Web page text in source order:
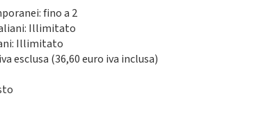
fino a 2
Illimitato
Illimitato
esclusa (36,60 euro iva inclusa)